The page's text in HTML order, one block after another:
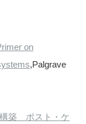
on
,Palgrave
構築 ポスト・ケ